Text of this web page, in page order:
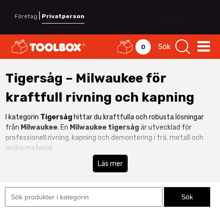
Företag Privatperson
0 Sök
Tigersåg – Milwaukee för
kraftfull rivning och kapning
I kategorin Tigersåg hittar du kraftfulla och robusta lösningar
från Milwaukee. En Milwaukee tigersågär utvecklad för
professionell rivning, kapning och demontering i trä, metall och
andra material.
M12 tigersåg
M18 tigersågarför krävande rivningsarbete. En
är perfekt på byggarbetsplatser. Se även vårt sortiment av
tigersågbladför optimal kapkapacitet och livslängd.
Läs mer